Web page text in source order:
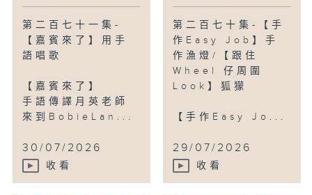
第二百七十一集-
【嘉賓來了】用手
語唱歌
【嘉賓來了】
手語傳譯月英老師
來到BobieLan...
30/07/2026
收看
第二百七十集-【手
作Easy Job】手
作漁燈/【跟住
Wheel 仔周圍
Look】狐獴
【手作Easy Jo...
29/07/2026
收看